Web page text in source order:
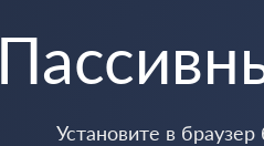
Установите в